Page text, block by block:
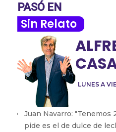
PASÓ EN
Sin Relato
LUNES A
Juan Navarro: "Tenemos
pide es el de dulce de